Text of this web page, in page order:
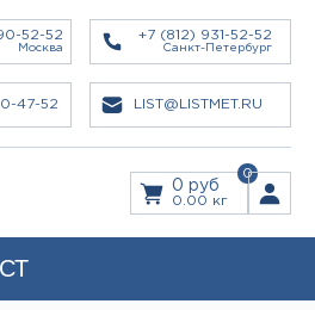
52-52
Москва
+7 (812) 931-52-52
Санкт-Петербург
47-52 LIST@LISTMET.RU
0
0 руб
0.00 кг